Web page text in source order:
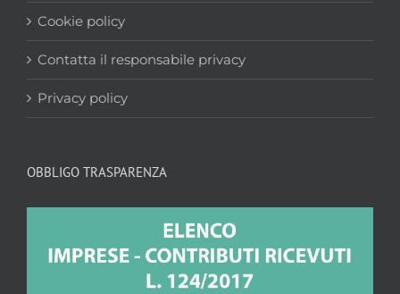
Cookie policy
Contatta il responsabile privacy
Privacy policy
OBBLIGO TRASPARENZA